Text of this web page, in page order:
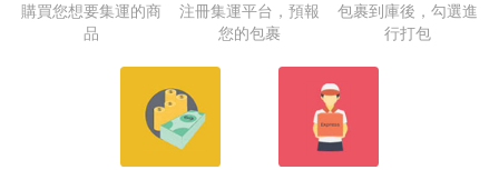
購買您想要集運的商
品
注冊集運平台，預報
您的包裹
包裹到庫後，勾選進
行打包